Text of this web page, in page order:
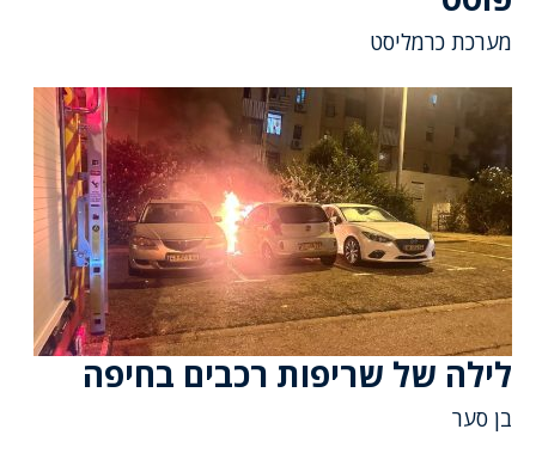
מערכת כרמליסט
לילה של שריפות רכבים בחיפה
בן סער